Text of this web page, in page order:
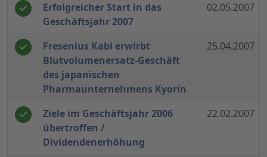
Erfolgreicher Start in das
Geschäftsjahr 2007
02.05.2007
Fresenius Kabi erwirbt
Blutvolumenersatz-Geschäft
des japanischen
Pharmaunternehmens Kyorin
25.04.2007
Ziele im Geschäftsjahr 2006
übertroffen /
Dividendenerhöhung
22.02.2007